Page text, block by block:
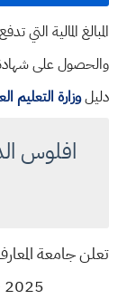
المبالغ المالية التي
والحصول على
دليلوزارة التعليم
افلوس
تعلن جامعة
2025 – 2026 عن طريق الجدول ادناه